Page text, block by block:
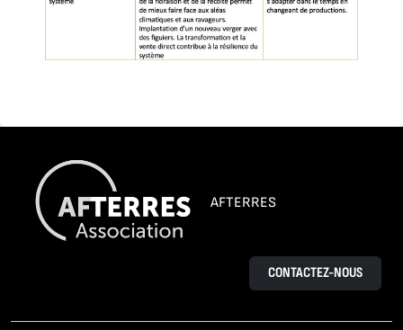
AFTERRES
CONTACTEZ-NOUS